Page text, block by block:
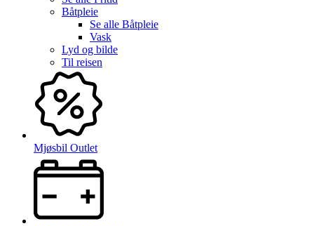
Båtpleie
Se alle Båtpleie
Vask
Lyd og bilde
Til reisen
Mjøsbil Outlet